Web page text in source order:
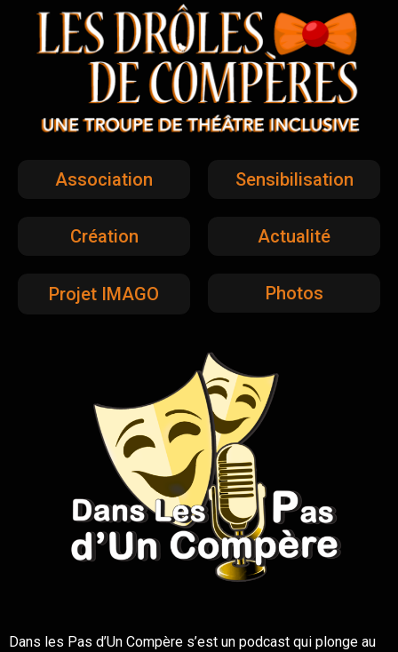
Association Sensibilisation
Création Actualité
Projet IMAGO Photos
Dans les Pas d’Un Compère s’est un podcast qui plonge au